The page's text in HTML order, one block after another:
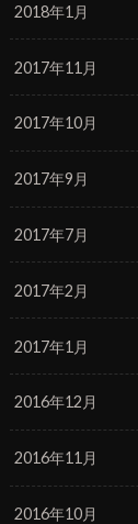
2018年1月
2017年11月
2017年10月
2017年9月
2017年7月
2017年2月
2017年1月
2016年12月
2016年11月
2016年10月